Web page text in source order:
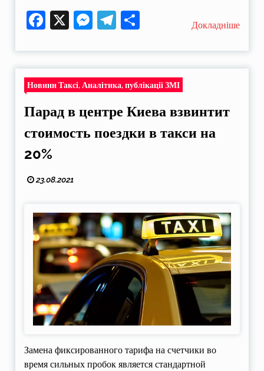
Facebook
X Messenger
Telegram
Поділитися
Докладніше
Новини Таксі, Аналітика, публікації ЗМІ
Парад в центре Киева взвинтит
стоимость поездки в такси на
20%
23.08.2021
Замена фиксированного тарифа на счетчики во
время сильных пробок является стандартной